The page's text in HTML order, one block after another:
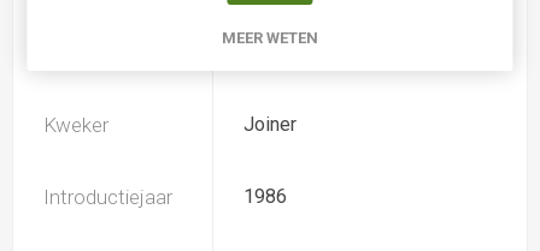
Kweker Joiner
Introductiejaar 1986
MEER WETEN